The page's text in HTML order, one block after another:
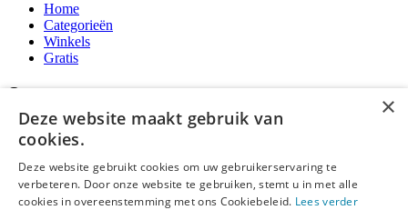
Home
Categorieën
Winkels
Gratis
Over ons
Over ons
Contact
Publicatieregels
Legal
×
Deze website maakt gebruik van
cookies.
Deze website gebruikt cookies om uw gebruikerservaring te
verbeteren. Door onze website te gebruiken, stemt u in met alle
cookies in overeenstemming met ons Cookiebeleid. Lees verder